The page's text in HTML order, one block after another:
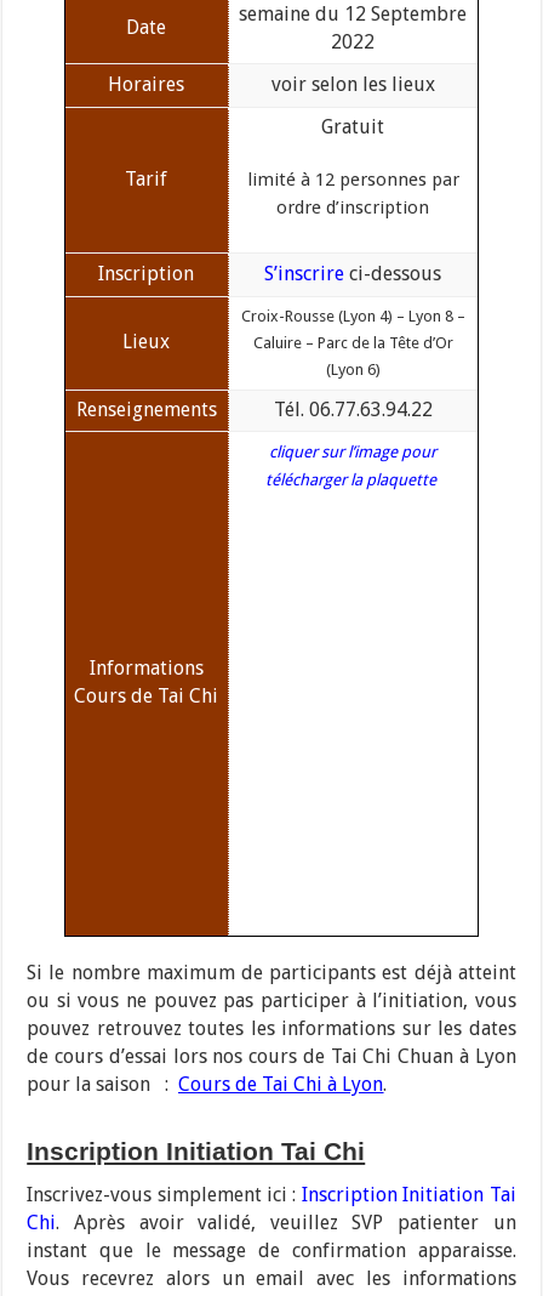
Date
semaine du 12 Septembre
2022
Horaires
voir selon les lieux
Tarif
Gratuit
limité à 12 personnes par
ordre d’inscription
Inscription S’inscrireci-dessous
Lieux
Croix-Rousse (Lyon 4) – Lyon 8 –
Caluire – Parc de la Tête d’Or
(Lyon 6)
Renseignements Tél. 06.77.63.94.22
Informations
Cours de Tai Chi
cliquer sur l’image pour
télécharger la plaquette
Si le nombre maximum de participants est déjà atteint
ou si vous ne pouvez pas participer à l’initiation, vous
pouvez retrouvez toutes les informations sur les dates
de cours d’essai lors nos cours de Tai Chi Chuan à Lyon
pour la saison :Cours de Tai Chi à Lyon.
Inscription Initiation Tai Chi
Inscrivez-vous simplement ici : Inscription Initiation Tai
Chi. Après avoir validé, veuillez SVP patienter un
instant que le message de confirmation apparaisse.
Vous recevrez alors un email avec les informations